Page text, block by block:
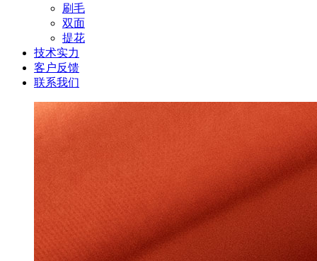
刷毛
双面
提花
技术实力
客户反馈
联系我们